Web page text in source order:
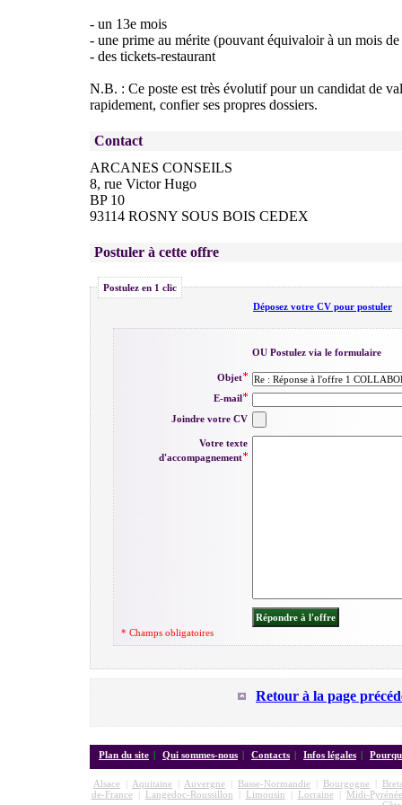
- un 13e mois
- une prime au mérite (pouvant équivaloir à un mois de
- des tickets-restaurant
N.B. : Ce poste est très évolutif pour un candidat de
rapidement, confier ses propres dossiers.
Contact
ARCANES CONSEILS
8, rue Victor Hugo
BP 10
93114 ROSNY SOUS BOIS CEDEX
Postuler à cette offre
Postulez en 1 clic
Déposez votre CV pour postuler
OU Postulez via le formulaire
Objet
E-mail
Joindre votre CV
Votre texte
d'accompagnement
* Champs obligatoires
Retour à la page
Plan du site | Qui sommes-nous | Contacts | Infos légales |
Alsace Aquitaine Auvergne Basse-Normandie Bourgogne
de-France| Langedoc-Roussillon Limousin Lorraine|
Midi-